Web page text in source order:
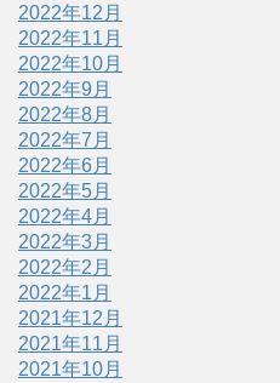
2022年12月
2022年11月
2022年10月
2022年9月
2022年8月
2022年7月
2022年6月
2022年5月
2022年4月
2022年3月
2022年2月
2022年1月
2021年12月
2021年11月
2021年10月